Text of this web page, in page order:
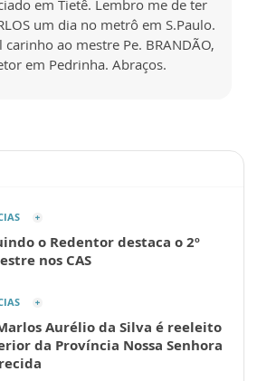
em Tietê. Lembro me de ter
um dia no metrô em S.Paulo.
carinho ao mestre Pe. BRANDÃO,
em Pedrinha. Abraços.
o Redentor destaca o 2º
nos CAS
Aurélio da Silva é reeleito
da Província Nossa Senhora